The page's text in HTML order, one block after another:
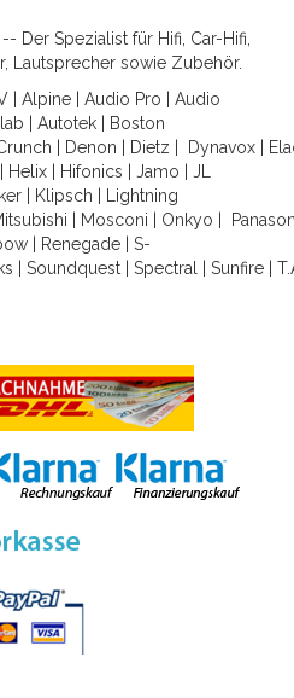
Der Spezialist für Hifi, Car-Hifi,
Lautsprecher sowie Zubehör.
| Alpine| Audio Pro
Audio
Autotek
Boston
Denon Dietz Dynavox
Helix Hifonics Jamo
JL
| Klipsch
Lightning
Mosconi Onkyo
| Renegade| S-
Soundquest Spectral Sunfire